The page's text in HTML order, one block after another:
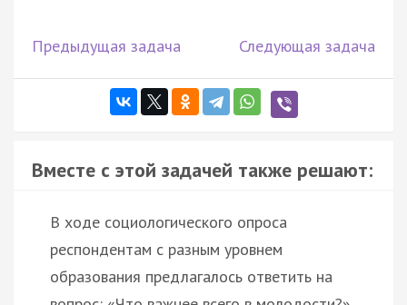
Предыдущая задача Следующая задача
Вместе с этой задачей также решают:
В ходе социологического опроса
респондентам с разным уровнем
образования предлагалось ответить на